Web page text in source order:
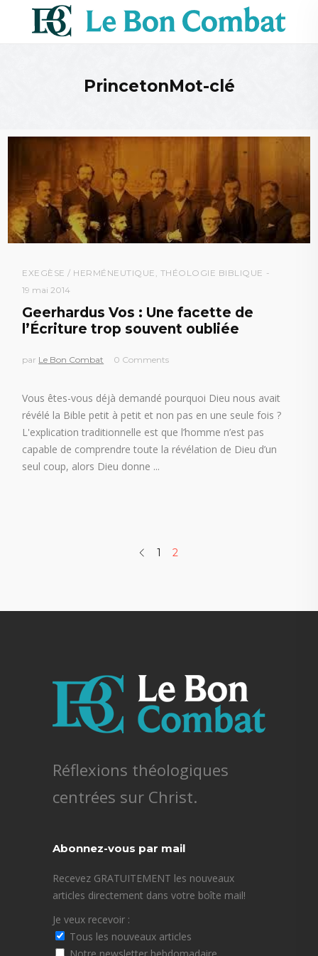
PrincetonMot-clé
EXEGÈSE / HERMÉNEUTIQUE , THÉOLOGIE BIBLIQUE
19 mai 2014
Geerhardus Vos : Une facette de
l’Écriture trop souvent oubliée
par Le Bon Combat 0 Comments
Vous êtes-vous déjà demandé pourquoi Dieu nous avait
révélé la Bible petit à petit et non pas en une seule fois ?
L'explication traditionnelle est que l’homme n’est pas
capable de comprendre toute la révélation de Dieu d’un
seul coup, alors Dieu donne
1 2
Réflexions théologiques
centrées sur Christ.
Abonnez-vous par mail
Recevez GRATUITEMENT les nouveaux
articles directement dans votre boîte mail!
Je veux recevoir :
Tous les nouveaux articles